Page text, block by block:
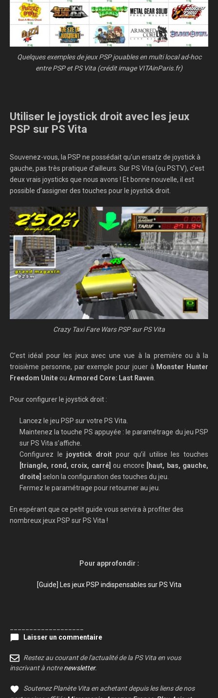
Quelques exemples de jeux PSP jouables en multi local ad-hoc
entre PSP et PS Vita (crédit image VITAinParis.fr)
Utiliser le joystick droit avec les jeux
PSP sur PS Vita
Souvenez-vous, la PSP ne possédait qu’un ersatz de joystick à
gauche, pas très pratique d’ailleurs. Sur PS Vita (ou PSTV), c’est
deux vrais joysticks que nous avons ! Et bonne nouvelle, il est
possible d’assigner des touches pour le joystick droit.
Crazy Taxi Fare Wars PSP sur PS Vita
C’est idéal pour les jeux avec une vue à la première ou à la
troisième personne, par exemple pour jouer à Monster Hunter
Freedom Uniteou Armored Core: Last Raven
Pour configurer le joystick droit :
Lancez le jeu PSP sur votre PS Vita.
Maintenez la touche PS appuyée : le paramétrage du jeu PSP
sur PS Vita s’affiche.
Configurez le joystick droitpour qu’il utilise les touches
[triangle, rond, croix, carré] ou encore
[haut, bas, gauche,
droite] selon la configuration des touches du jeu.
Fermez le paramétrage pour retourner au jeu.
En espérant que ce petit guide vous servira à profiter des
nombreux jeux PSP sur PS Vita !
Pour approfondir :
[Guide] Les jeux PSP indispensables sur PS Vita
Laisser un commentaire
Restez au courant de l'actualité de la PS Vita en vous
inscrivant à notrenewsletter.
Soutenez Planète Vita en achetant depuis les liens de nos